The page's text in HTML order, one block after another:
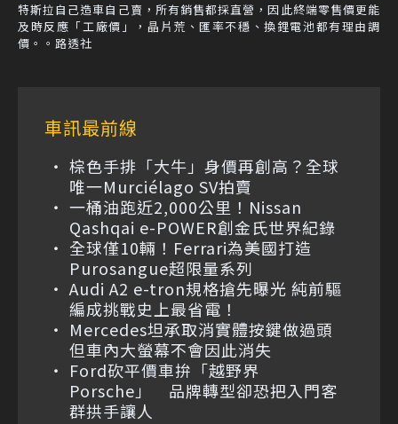
特斯拉自己造車自己賣，所有銷售都採直營，因此終端零售價更能
及時反應「工廠價」，晶片荒、匯率不穩、換鋰電池都有理由調
價。。路透社
車訊最前線
棕色手排「大牛」身價再創高？全球
唯一Murciélago SV拍賣
一桶油跑近2,000公里！Nissan
Qashqai e-POWER創金氏世界紀錄
全球僅10輛！Ferrari為美國打造
Purosangue超限量系列
Audi A2 e-tron規格搶先曝光 純前驅
編成挑戰史上最省電！
Mercedes坦承取消實體按鍵做過頭
但車內大螢幕不會因此消失
Ford砍平價車拚「越野界
Porsche」 品牌轉型卻恐把入門客
群拱手讓人